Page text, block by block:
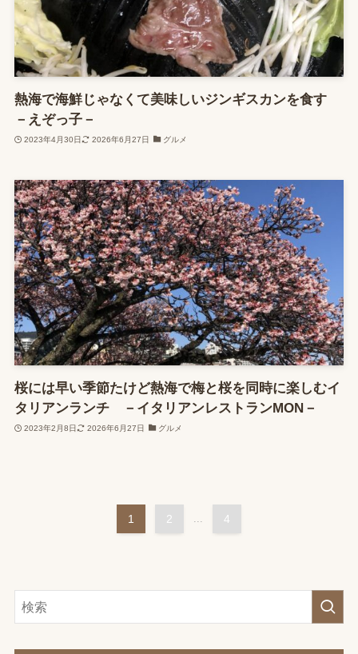
熱海で海鮮じゃなくて美味しいジンギスカンを食す
－えぞっ子－
2023年4月30日 2026年6月27日 グルメ
桜には早い季節たけど熱海で梅と桜を同時に楽しむイ
タリアンランチ －イタリアンレストランMON－
2023年2月8日 2026年6月27日 グルメ
1 2 ... 4